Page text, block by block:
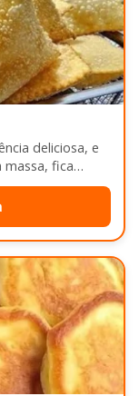
deliciosa, e
fica